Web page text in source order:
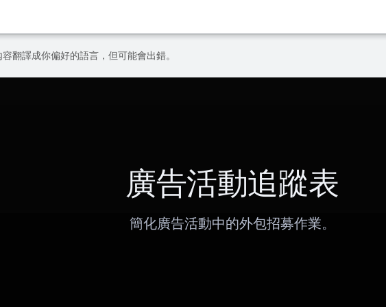
翻譯成你偏好的語言，但可能會出錯。
廣告活動追蹤表
簡化廣告活動中的外包招募作業。